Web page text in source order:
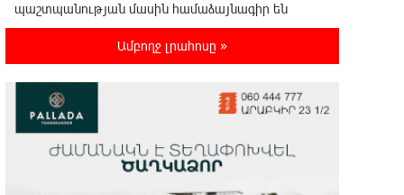
պաշտպանության մասին համաձայնագիր են
կնքել. Արտակ Զաքարյան
Սլովակիայի նախկին
ղեկավարները պահանջում են, որ
Նիկոլ Փաշինյանը դադարեցնի Հայ Առաքելական
Եկեղեցու նկատմամբ քաղաքական
հետապնդումները և ճնշումները
Ամբողջ լրահոսը »